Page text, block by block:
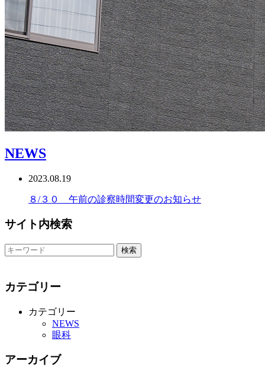
NEWS
2023.08.19
８/３０ 午前の診察時間変更のお知らせ
サイト内検索
カテゴリー
カテゴリー
NEWS
眼科
アーカイブ